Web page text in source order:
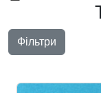
Фільтри